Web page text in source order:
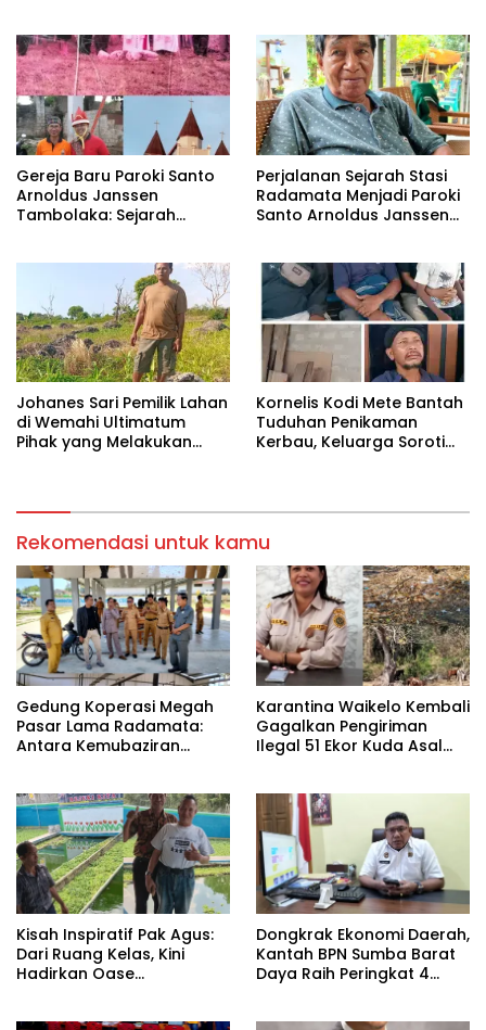
Gereja Baru Paroki Santo
Arnoldus Janssen
Tambolaka: Sejarah
Kolektif Perjuangan Para
Imam Bersama Para
Tokoh Umat
Perjalanan Sejarah Stasi
Radamata Menjadi Paroki
Santo Arnoldus Janssen
‎Johanes Sari Pemilik Lahan
di Wemahi Ultimatum
Pihak yang Melakukan
Kornelis Kodi Mete Bantah
Tuduhan Penikaman
Kerbau, Keluarga Soroti
Rekomendasi untuk kamu
Gedung Koperasi Megah
Pasar Lama Radamata:
Antara Kemubaziran
Karantina Waikelo Kembali
Gagalkan Pengiriman
Ilegal 51 Ekor Kuda Asal
Kisah Inspiratif Pak Agus:
Dari Ruang Kelas, Kini
Hadirkan Oase
Dongkrak Ekonomi Daerah,
Kantah BPN Sumba Barat
Daya Raih Peringkat 4